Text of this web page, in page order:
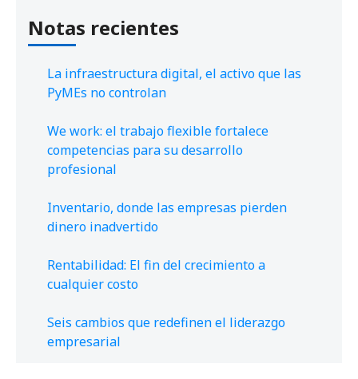
Notas recientes
La infraestructura digital, el activo que las
PyMEs no controlan
We work: el trabajo flexible fortalece
competencias para su desarrollo
profesional
Inventario, donde las empresas pierden
dinero inadvertido
Rentabilidad: El fin del crecimiento a
cualquier costo
Seis cambios que redefinen el liderazgo
empresarial